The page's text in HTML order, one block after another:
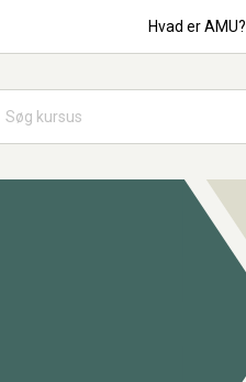
Hvad er AMU?